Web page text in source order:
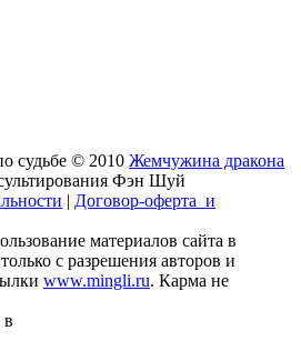
© 2010 Жемчужина дракона
Фэн Шуй
| Договор-оферта и
материалов сайта в
с разрешения авторов и
www.mingli.ru. Карма не
в